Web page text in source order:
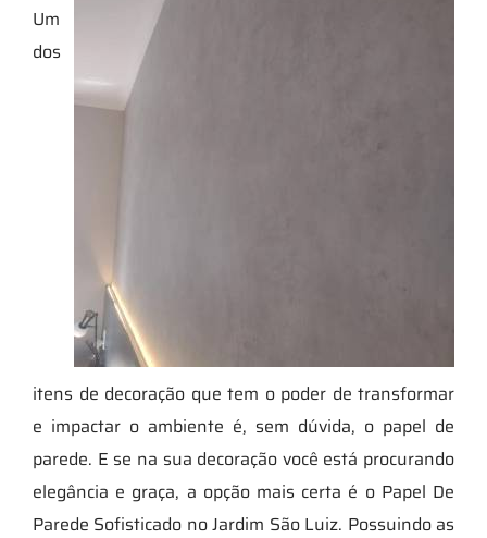
Um
dos
itens de decoração que tem o poder de transformar
e impactar o ambiente é, sem dúvida, o papel de
parede. E se na sua decoração você está procurando
elegância e graça, a opção mais certa é o Papel De
Parede Sofisticado no Jardim São Luiz. Possuindo as